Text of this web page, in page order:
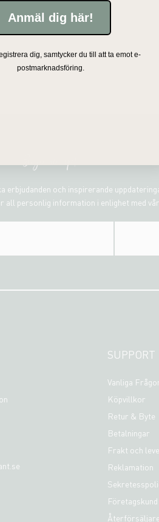
Du har sett 3 av 3 produkter
Sign me up!
erbjudanden och inspirerande
all personlig information i enlighet med
SUPPORT
Vanliga
Köpvillkor
Retur & Byte
Betalningar
Frakt och
Reklamation
Företagskund
Återförsäljare
Anmäl dig här!
dig, samtycker du till att ta emot e-
postmarknadsföring.